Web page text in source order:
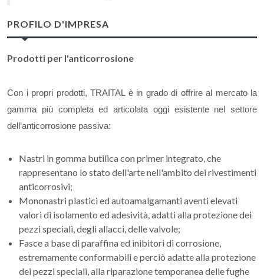
PROFILO D'IMPRESA
Prodotti per l'anticorrosione
Con i propri prodotti, TRAITAL è in grado di offrire al mercato la
gamma più completa ed articolata oggi esistente nel settore
dell’anticorrosione passiva:
Nastri in gomma butilica con primer integrato, che
rappresentano lo stato dell'arte nell'ambito dei rivestimenti
anticorrosivi;
Mononastri plastici ed autoamalgamanti aventi elevati
valori di isolamento ed adesività, adatti alla protezione dei
pezzi speciali, degli allacci, delle valvole;
Fasce a base di paraffina ed inibitori di corrosione,
estremamente conformabili e perciò adatte alla protezione
dei pezzi speciali, alla riparazione temporanea delle fughe